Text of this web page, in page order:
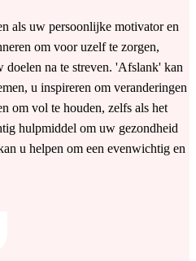
als uw persoonlijke motivator en
om voor uzelf te zorgen,
doelen na te streven. 'Afslank' kan
u inspireren om veranderingen
om vol te houden, zelfs als het
hulpmiddel om uw gezondheid
u helpen om een evenwichtig en